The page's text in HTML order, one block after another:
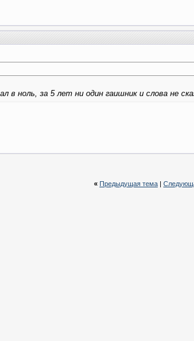
в ноль, за 5 лет ни один гаишник и слова не
« Предыдущая тема |